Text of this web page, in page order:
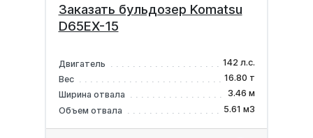
Заказать бульдозер Komatsu
D65EX-15
Двигатель
142 л.с.
Вес
16.80 т
Ширина отвала
3.46 м
Объем отвала
5.61 м3